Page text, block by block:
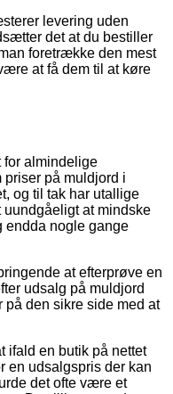
levering uden
det at du bestiller
foretrække den mest
at få dem til at køre
for almindelige
priser på muldjord i
og til tak har utallige
uundgåeligt at mindske
endda nogle gange
at efterprøve en
udsalg på muldjord
på den sikre side med at
ifald en butik på nettet
en udsalgspris der kan
det ofte være et